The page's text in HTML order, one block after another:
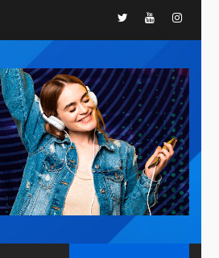
TwitterYoutube
TITULARES
CNP plantea incluir
Libertad de Expresión
en agenda de
negociación con
comisión de AN 2015
DESTACADOS
NACIONALES
ÚLTIMA HORA
Gobierno nacional y
regional nos
respaldaron desde el
primer momento tras